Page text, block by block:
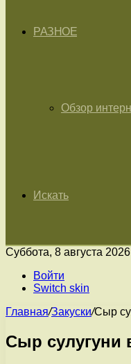
РАЗНОЕ
Обзор
Искать
Суббота, 8 августа 2026
Войти
Switch skin
Главная/Закуски/Сыр
Сыр сулугуни